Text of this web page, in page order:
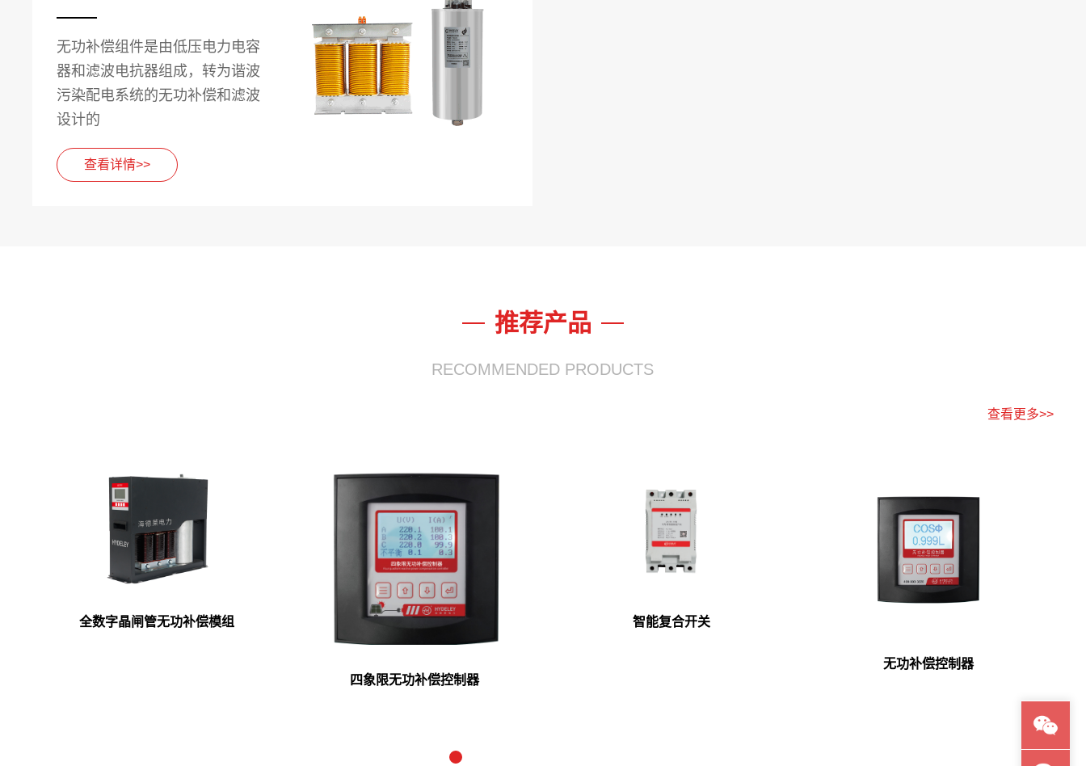
无功补偿组件是由低压电力电容
器和滤波电抗器组成，转为谐波
污染配电系统的无功补偿和滤波
设计的
查看详情>>
推荐产品
RECOMMENDED PRODUCTS
查看更多>>
全数字晶闸管无功补偿模组
四象限无功补偿控制器
智能复合开关
无功补偿控制器